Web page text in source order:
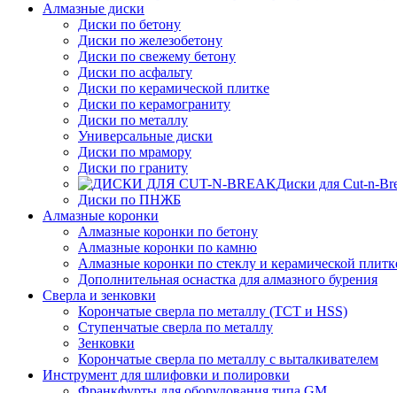
Алмазные диски
Диски по бетону
Диски по железобетону
Диски по свежему бетону
Диски по асфальту
Диски по керамической плитке
Диски по керамограниту
Диски по металлу
Универсальные диски
Диски по мрамору
Диски по граниту
Диски для Cut-n-
Диски по ПНЖБ
Алмазные коронки
Алмазные коронки по бетону
Алмазные коронки по камню
Алмазные коронки по стеклу и керамической
Дополнительная оснастка для алмазного бурения
Сверла и зенковки
Корончатые сверла по металлу (TCT и HSS)
Ступенчатые сверла по металлу
Зенковки
Корончатые сверла по металлу c выталкивателем
Инструмент для шлифовки и полировки